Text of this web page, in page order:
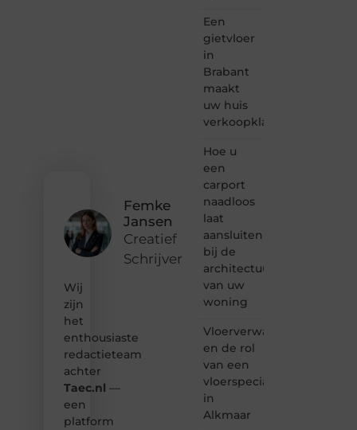
Femke
Jansen
Creatief
Schrijver
Wij
zijn
het
enthousiaste
redactieteam
achter
Taec.nl —
een
platform
Een
gietvloer
in
Brabant
maakt
uw huis
verkoopklaar
Hoe u
een
carport
naadloos
laat
aansluiten
bij de
architectuur
van uw
woning
Vloerverwarming
en de rol
van een
vloerspecialist
in
Alkmaar